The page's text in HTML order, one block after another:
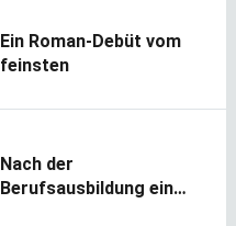
Ein Roman-Debüt vom
feinsten
Nach der
Berufsausbildung ein